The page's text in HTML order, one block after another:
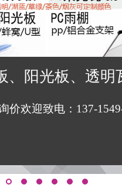
、阳光板、透明
价欢迎致电：137-